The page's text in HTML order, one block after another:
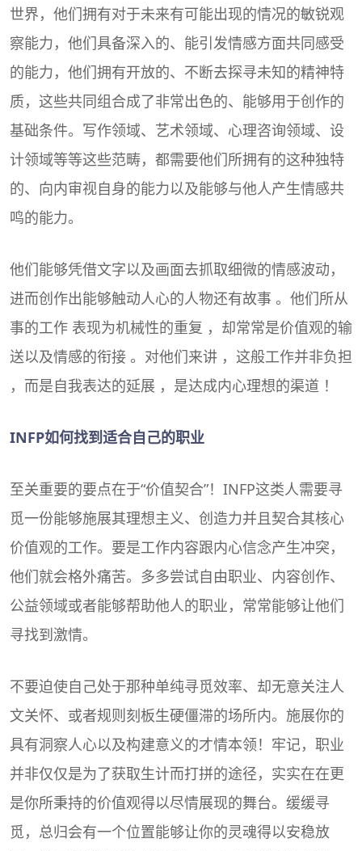
世界，他们拥有对于未来有可能出现的情况的敏锐观
察能力，他们具备深入的、能引发情感方面共同感受
的能力，他们拥有开放的、不断去探寻未知的精神特
质，这些共同组合成了非常出色的、能够用于创作的
基础条件。写作领域、艺术领域、心理咨询领域、设
计领域等等这些范畴，都需要他们所拥有的这种独特
的、向内审视自身的能力以及能够与他人产生情感共
鸣的能力。
他们能够凭借文字以及画面去抓取细微的情感波动，
进而创作出能够触动人心的人物还有故事 。他们所从
事的工作 表现为机械性的重复 ，却常常是价值观的输
送以及情感的衔接 。对他们来讲 ，这般工作并非负担
，而是自我表达的延展 ，是达成内心理想的渠道 ！
INFP如何找到适合自己的职业
至关重要的要点在于“价值契合”！INFP这类人需要寻
觅一份能够施展其理想主义、创造力并且契合其核心
价值观的工作。要是工作内容跟内心信念产生冲突，
他们就会格外痛苦。多多尝试自由职业、内容创作、
公益领域或者能够帮助他人的职业，常常能够让他们
寻找到激情。
不要迫使自己处于那种单纯寻觅效率、却无意关注人
文关怀、或者规则刻板生硬僵滞的场所内。施展你的
具有洞察人心以及构建意义的才情本领！牢记，职业
并非仅仅是为了获取生计而打拼的途径，实实在在更
是你所秉持的价值观得以尽情展现的舞台。缓缓寻
觅，总归会有一个位置能够让你的灵魂得以安稳放